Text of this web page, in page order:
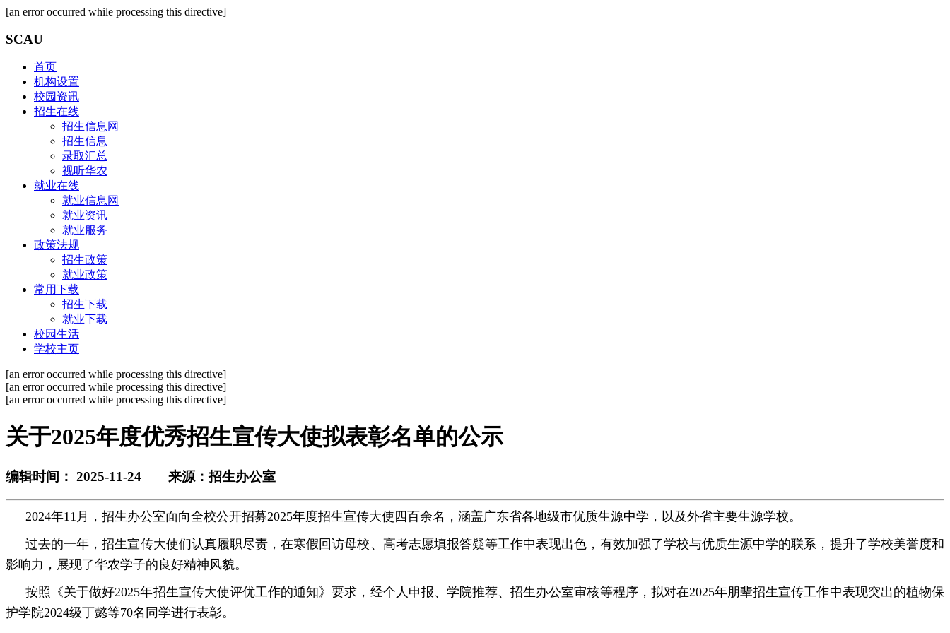
[an error occurred while processing this directive]
SCAU
首页
机构设置
校园资讯
招生在线
招生信息网
招生信息
录取汇总
视听华农
就业在线
就业信息网
就业资讯
就业服务
政策法规
招生政策
就业政策
常用下载
招生下载
就业下载
校园生活
学校主页
[an error occurred while processing this directive]
[an error occurred while processing this directive]
[an error occurred while processing this directive]
关于2025年度优秀招生宣传大使拟表彰名单的公示
编辑时间： 2025-11-24 来源：招生办公室
2024年11月，招生办公室面向全校公开招募2025年度招生宣传大使四百余名，涵盖广东省各地级市优质生源中学，以及外省主要生源学校。
过去的一年，招生宣传大使们认真履职尽责，在寒假回访母校、高考志愿填报答疑等工作中表现出色，有效加强了学校与优质生源中学的联系，提升了学校美誉度和
影响力，展现了华农学子的良好精神风貌。
按照《关于做好2025年招生宣传大使评优工作的通知》要求，经个人申报、学院推荐、招生办公室审核等程序，拟对在2025年朋辈招生宣传工作中表现突出的植物保
护学院2024级丁懿等70名同学进行表彰。